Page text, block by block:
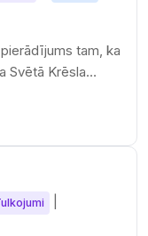
tam, ka
Svētā Krēsla